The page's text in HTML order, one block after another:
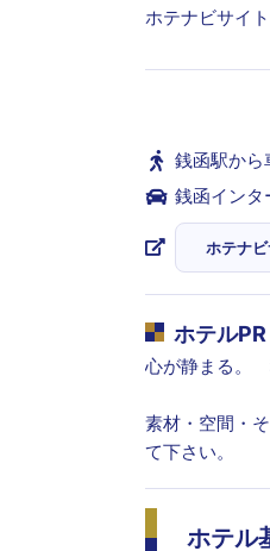
ホテナビサイ
銭函駅から
銭函インタ
ホテナ
ホテルPR
心が静まる。
素材・空間・
て下さい。
ホテル